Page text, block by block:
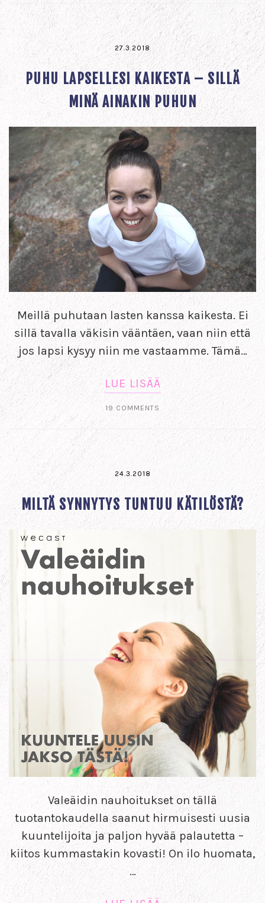
27.3.2018
PUHU LAPSELLESI KAIKESTA – SILLÄ
MINÄ AINAKIN PUHUN
Meillä puhutaan lasten kanssa kaikesta. Ei
sillä tavalla väkisin vääntäen, vaan niin että
jos lapsi kysyy niin me vastaamme. Tämä…
LUE LISÄÄ
19 COMMENTS
24.3.2018
MILTÄ SYNNYTYS TUNTUU KÄTILÖSTÄ?
Valeäidin nauhoitukset on tällä
tuotantokaudella saanut hirmuisesti uusia
kuuntelijoita ja paljon hyvää palautetta –
kiitos kummastakin kovasti! On ilo huomata,
…